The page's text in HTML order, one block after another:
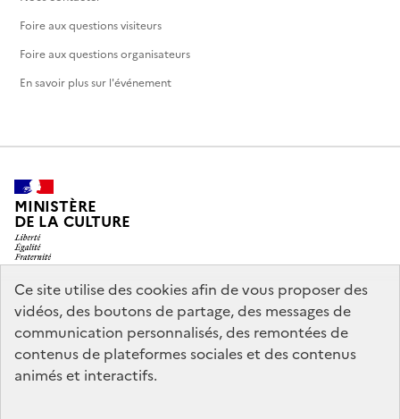
Ce site utilise des cookies afin de vous proposer des
vidéos, des boutons de partage, des messages de
communication personnalisés, des remontées de
contenus de plateformes sociales et des contenus
animés et interactifs.
Foire aux questions visiteurs
Foire aux questions organisateurs
En savoir plus sur l'événement
MINISTÈRE
DE LA CULTURE
legifrance.gouv.fr
info.gouv.fr
service-public.gouv.fr
data.gouv.fr